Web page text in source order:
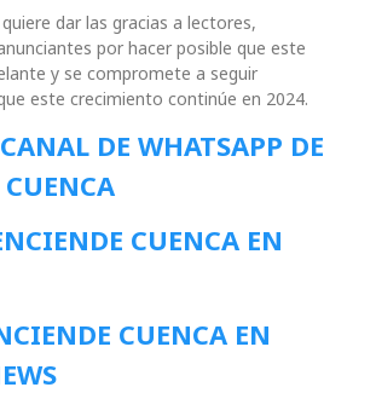
dar las gracias a lectores,
por hacer posible que este
y se compromete a seguir
este crecimiento continúe en 2024.
DE WHATSAPP DE
CUENCA EN
CUENCA EN